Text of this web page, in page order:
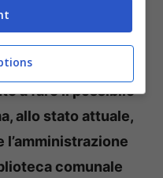
volumi.
a fare il possibile
allo stato attuale,
l’amministrazione
comunale